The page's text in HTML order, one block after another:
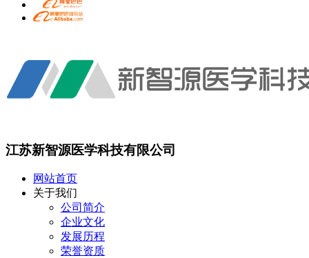
江苏新智源医学科技有限公司
网站首页
关于我们
公司简介
企业文化
发展历程
荣誉资质